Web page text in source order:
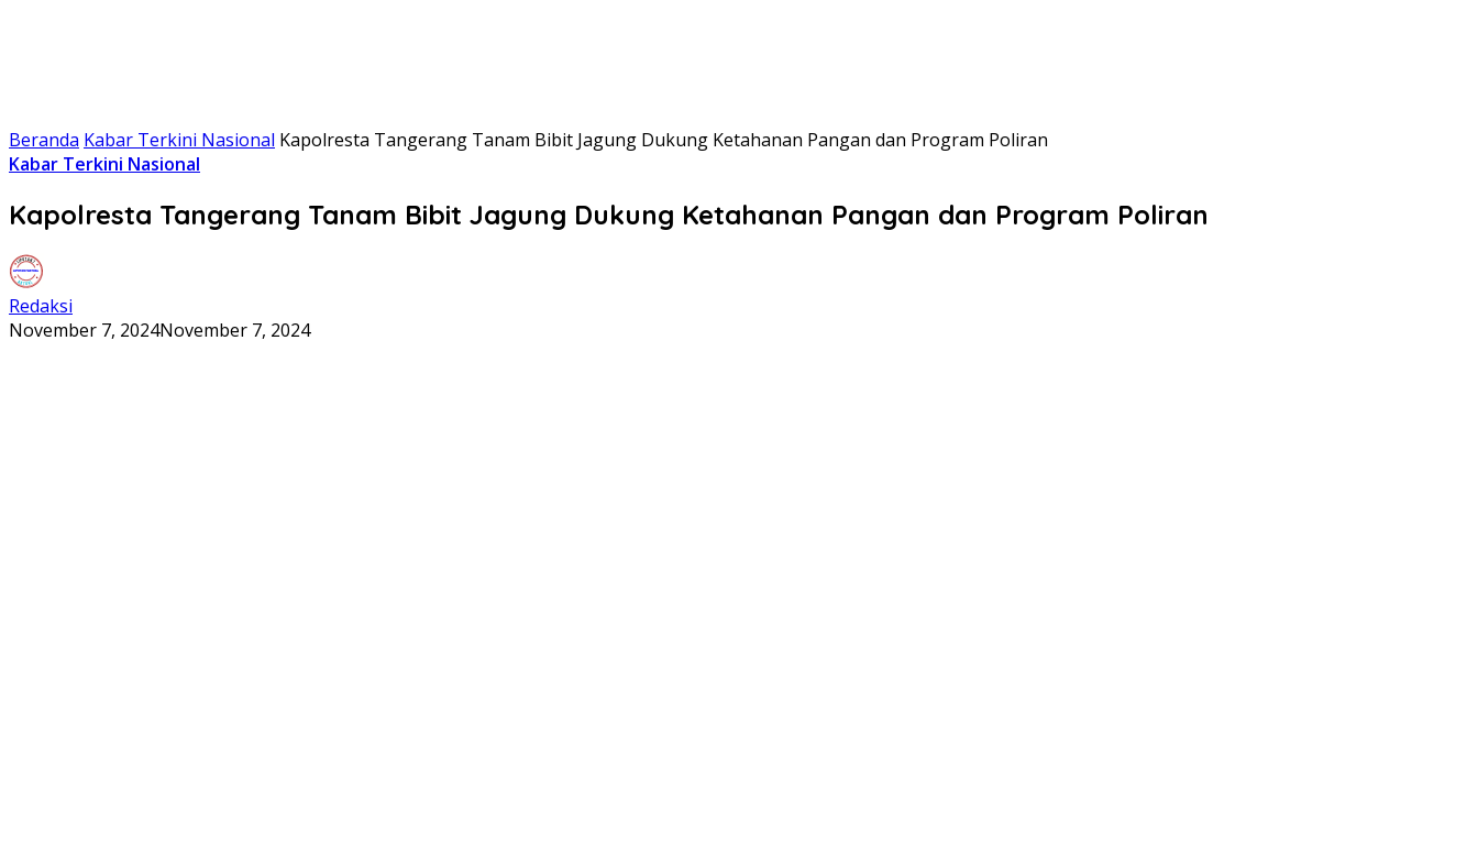
Beranda Kabar Terkini Nasional Kapolresta Tangerang Tanam Bibit Jagung Dukung Ketahanan Pangan dan Program Poliran
Kabar Terkini Nasional
Kapolresta Tangerang Tanam Bibit Jagung Dukung Ketahanan Pangan dan Program Poliran
Redaksi
November 7, 2024November 7, 2024